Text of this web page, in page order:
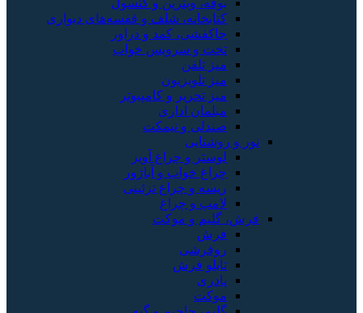
بوفه، ویترین و کنسول
کتابخانه، شلف و قفسه‌های دیواری
جاکفشی، کمد و دراور
تخت و سرویس خواب
میز تلفن
میز تلویزیون
میز تحریر و کامپیوتر
مبلمان اداری
صندلی و نیمکت
نور و روشنایی
لوستر و چراغ آویز
چراغ خواب و آباژور
ریسه و چراغ تزئینی
لامپ و چراغ
فرش، گلیم و موکت
فرش
روفرشی
تابلو فرش
پادری
موکت